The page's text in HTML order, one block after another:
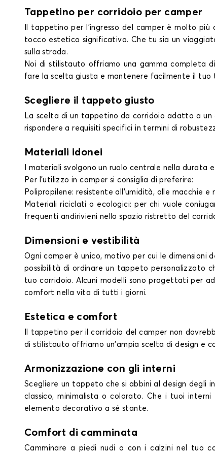
Tappetino per corridoio per camper
Il tappetino per l'ingresso del camper è molto
tocco estetico significativo. Che tu sia un
sulla strada.
Noi di stilistauto offriamo una gamma completa
fare la scelta giusta e mantenere facilmente il
Scegliere il tappeto giusto
La scelta di un tappetino da corridoio adatto a un
rispondere a requisiti specifici in termini di
Materiali idonei
I materiali svolgono un ruolo centrale nella durata
Per l'utilizzo in camper si consiglia di preferire:
Polipropilene: resistente all'umidità, alle macchie
Materiali riciclati o ecologici: per chi vuole
frequenti andirivieni nello spazio ristretto del
Dimensioni e vestibilità
Ogni camper è unico, motivo per cui le
possibilità di ordinare un tappeto personalizzato
tuo corridoio. Alcuni modelli sono progettati per
comfort nella vita di tutti i giorni.
Estetica e comfort
Il tappetino per il corridoio del camper non
di stilistauto offriamo un'ampia scelta di design e
Armonizzazione con gli interni
Scegliere un tappeto che si abbini al design degli
classico, minimalista o colorato. Che i tuoi
elemento decorativo a sé stante.
Comfort di camminata
Camminare a piedi nudi o con i calzini nel tuo